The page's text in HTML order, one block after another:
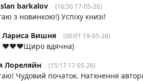
barkalov
(16:30 17-05-26)
з новинкою!) Успіху книзі!
Лариса Вишня
(00:01 19-05-26)
❤️❤️❤️Щиро вдячна)
Лореляйн
(15:17 17-05-26)
Чудовий початок. Натхнення